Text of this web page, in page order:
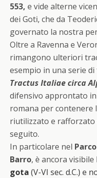
553, e vide alterne
dei Goti, che da
governato la nostra
Oltre a Ravenna e
rimangono ulteriori
esempio in una serie
Tractus Italiae circa
difensivo approntato
romana per contenere
riutilizzato e rafforzato
seguito.
In particolare nel
Barro, è ancora visibile
gota (V-VI sec. d.C.) e